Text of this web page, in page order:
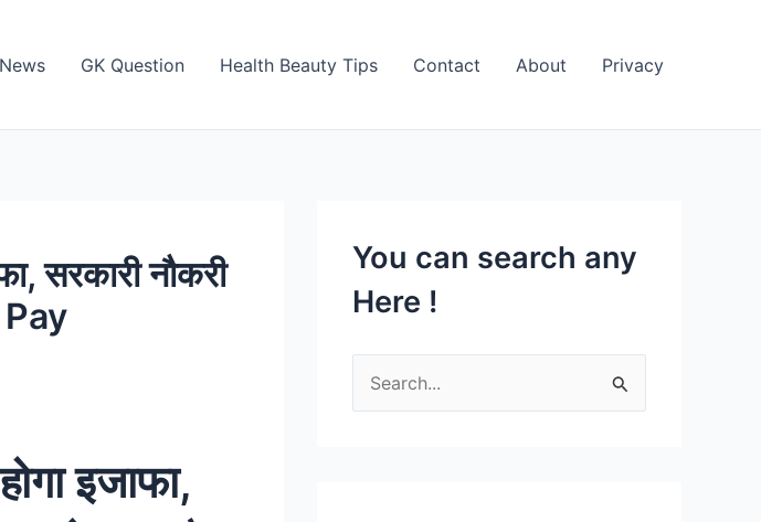
News GK Question Health Beauty Tips Contact About Privacy
सरकारी नौकरी
Pay
इजाफा,
You can search any
Here !
e